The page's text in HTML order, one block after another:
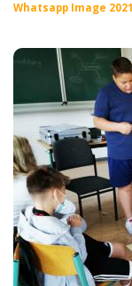
Whatsapp Image